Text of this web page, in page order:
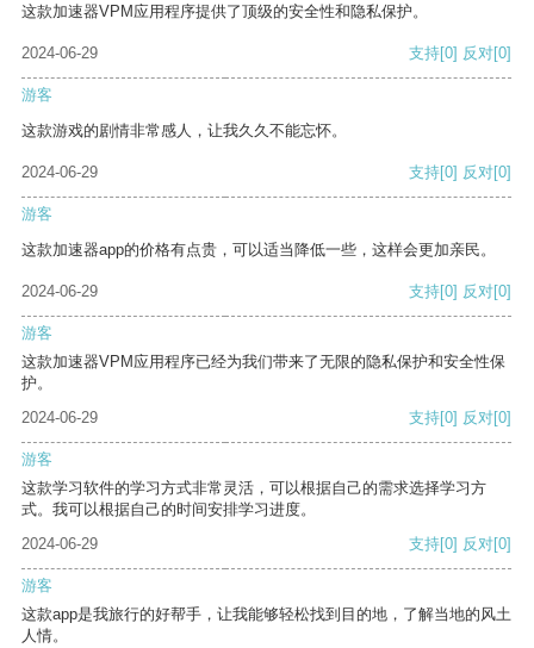
这款加速器VPM应用程序提供了顶级的安全性和隐私保护。
2024-06-29 支持[0] 反对[0]
游客
这款游戏的剧情非常感人，让我久久不能忘怀。
2024-06-29 支持[0] 反对[0]
游客
这款加速器app的价格有点贵，可以适当降低一些，这样会更加亲民。
2024-06-29 支持[0] 反对[0]
游客
这款加速器VPM应用程序已经为我们带来了无限的隐私保护和安全性保
护。
2024-06-29
支持[0] 反对[0]
游客
这款学习软件的学习方式非常灵活，可以根据自己的需求选择学习方
式。我可以根据自己的时间安排学习进度。
2024-06-29
支持[0] 反对[0]
游客
这款app是我旅行的好帮手，让我能够轻松找到目的地，了解当地的风土
人情。